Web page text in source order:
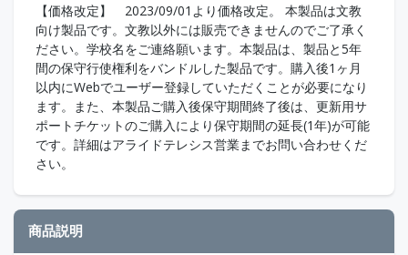
【価格改定】 2023/09/01より価格改定。 本製品は文教
向け製品です。文教以外には販売できませんのでご了承く
ださい。学校名をご連絡願います。本製品は、製品と5年
間の保守行使権利をバンドルした製品です。購入後1ヶ月
以内にWebでユーザー登録していただくことが必要になり
ます。また、本製品ご購入後保守期間終了後は、更新用サ
ポートチケットのご購入により保守期間の延長(1年)が可能
です。詳細はアライドテレシス営業までお問い合わせくだ
さい。
商品説明